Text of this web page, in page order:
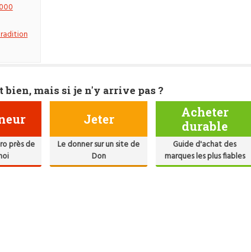
bien, mais si je n'y arrive pas ?
près de
Jeter
Le donner sur un site de
Don
Acheter
durable
Guide d'achat des
marques les plus fiables